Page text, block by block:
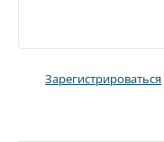
Зарегистрироваться